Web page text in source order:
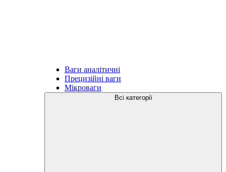
Ваги аналітичні
Прецизійні ваги
Мікроваги
Всі категорії